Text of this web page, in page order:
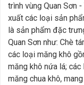
trình vùng Quan Sơn
xuất các loại sản
là sản phẩm đặc
Quan Sơn như: Chè
các loại măng khô
măng khô nứa lá;
măng chua khô,